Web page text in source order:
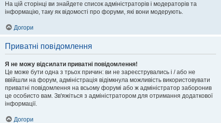
На цій сторінці ви знайдете список адміністраторів і модераторів та
інформацію, таку як відомості про форуми, які вони модерують.
Догори
Приватні повідомлення
Я не можу відсилати приватні повідомлення!
Це може бути одна з трьох причин: ви не зареєструвались і / або не
ввійшли на форум, адміністрація відімкнула можливість використовувати
приватні повідомлення на всьому форумі або ж адміністратор заборонив
це особисто вам. Зв'яжіться з адміністратором для отримання додаткової
інформації.
Догори